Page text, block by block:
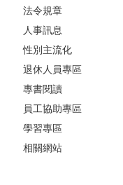
法令規章
人事訊息
性別主流化
退休人員專區
專書閱讀
員工協助專區
學習專區
相關網站